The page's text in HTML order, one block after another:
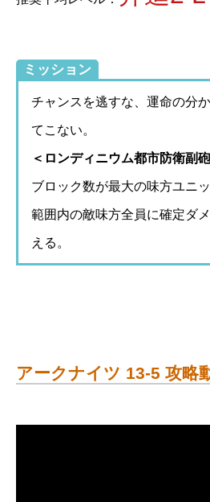
ミッション
チャンスを逃すな、運命の分
てこない。
＜ロンディニウム都市防衛副
ブロック数が最大の味方ユニ
範囲内の敵味方全員に確定ダ
える。
アークナイツ 13-5 攻略